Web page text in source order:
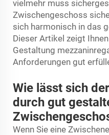
vielmehr muss
Zwischengeschoss
sich harmonisch in das
Dieser Artikel zeigt
Gestaltung
Anforderungen gut
Wie lässt sich
durch gut
Wenn Sie eine